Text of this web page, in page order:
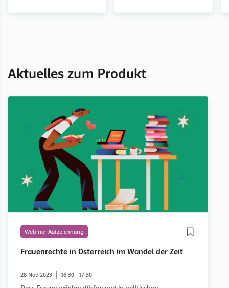
Aktuelles zum Produkt
Webinar-Aufzeichnung
Frauenrechte in Österreich im Wandel der Zeit
28 Nov. 2023 16:30 - 17:30